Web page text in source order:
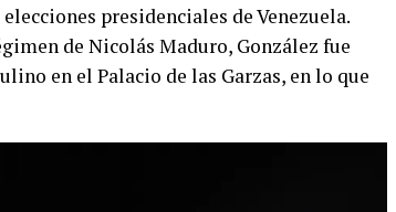
presidenciales de Venezuela.
de Nicolás Maduro, González fue
en el Palacio de las Garzas, en lo que